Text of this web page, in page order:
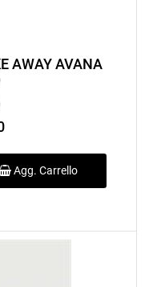
AWAY AVANA
Agg. Carrello